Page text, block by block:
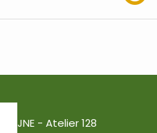
JNE - Atelier 128